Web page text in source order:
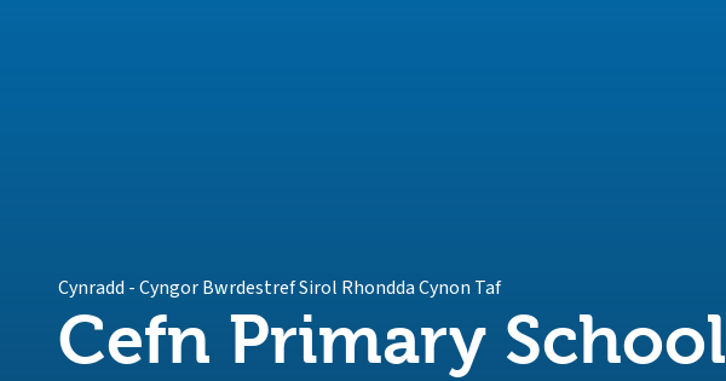
Cynradd -Cyngor Bwrdestref Sirol Rhondda Cynon Taf
Cefn Primary School